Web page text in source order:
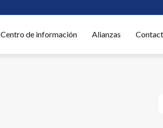
Centro de información Alianzas